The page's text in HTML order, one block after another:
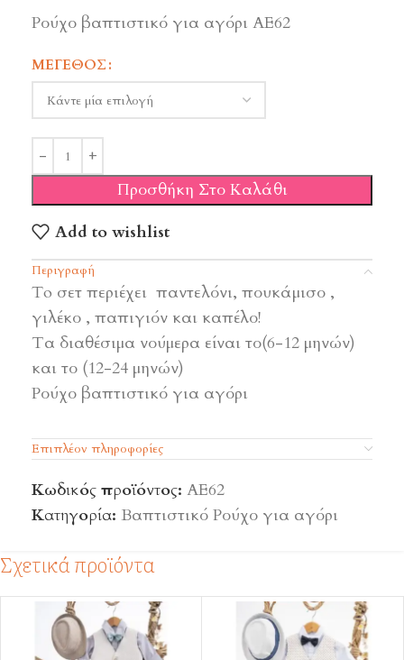
Ρούχο βαπτιστικό για αγόρι ΑΕ62
ΜΈΓΕΘΟΣ
Προσθήκη Στο Καλάθι
Add to wishlist
Περιγραφή
To σετ περιέχει παντελόνι, πουκάμισο ,
γιλέκο , παπιγιόν και καπέλο!
Τα διαθέσιμα νούμερα είναι το(6-12 μηνών)
και το (12-24 μηνών)
Ρούχο βαπτιστικό για αγόρι
Επιπλέον πληροφορίες
Κωδικός προϊόντος: ΑΕ62
Κατηγορία: Βαπτιστικό Ρούχο για αγόρι
Σχετικά προϊόντα